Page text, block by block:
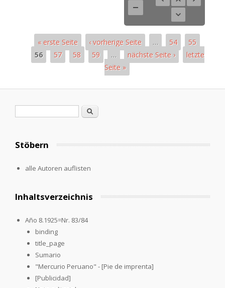
« erste Seite ‹ vorherige Seite … 54
55
56
57 58 59 … nächste Seite ›
letzte
Seite »
Search
Stöbern
alle Autoren auflisten
Inhaltsverzeichnis
Año 8.1925=Nr. 83/84
binding
title_page
Sumario
"Mercurio Peruano" - [Pie de imprenta]
[Publicidad]